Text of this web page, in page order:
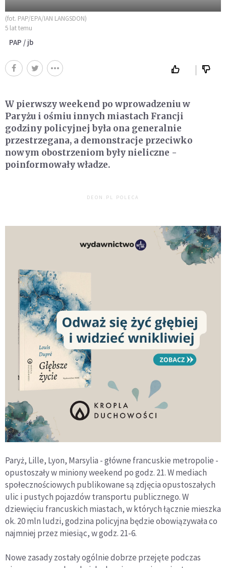
(fot. PAP/EPA/IAN LANGSDON)
5 lat temu
PAP / jb
W pierwszy weekend po wprowadzeniu w
Paryżu i ośmiu innych miastach Francji
godziny policyjnej była ona generalnie
przestrzegana, a demonstracje przeciwko
nowym obostrzeniom były nieliczne -
poinformowały władze.
DEON.PL POLECA
Paryż, Lille, Lyon, Marsylia - główne francuskie metropolie -
opustoszały w miniony weekend po godz. 21. W mediach
społecznościowych publikowane są zdjęcia opustoszałych
ulic i pustych pojazdów transportu publicznego. W
dziewięciu francuskich miastach, w których łącznie mieszka
ok. 20 mln ludzi, godzina policyjna będzie obowiązywała co
najmniej przez miesiąc, w godz. 21-6.
Nowe zasady zostały ogólnie dobrze przejęte podczas